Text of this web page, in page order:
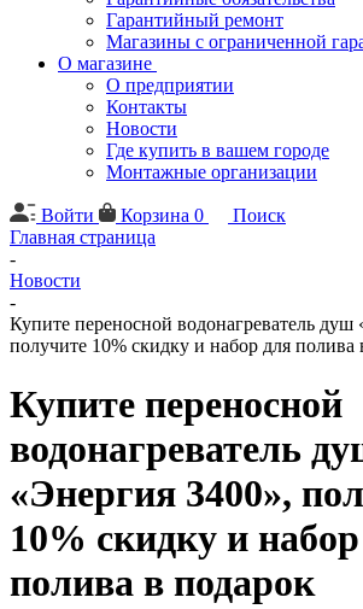
Гарантийный ремонт
Магазины с ограниченной
О магазине
О предприятии
Контакты
Новости
Где купить в вашем городе
Монтажные организации
Войти Корзина 0
Поиск
Главная страница
-
Новости
-
Купите переносной водонагреватель душ
получите 10% скидку и набор для полива
Купите переносной
водонагреватель
«Энергия 3400»,
10% скидку и
полива в подарок